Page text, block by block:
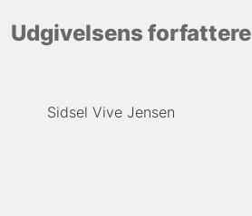
Udgivelsens forfattere
Sidsel Vive Jensen